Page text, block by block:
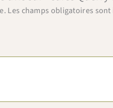
Les champs obligatoires